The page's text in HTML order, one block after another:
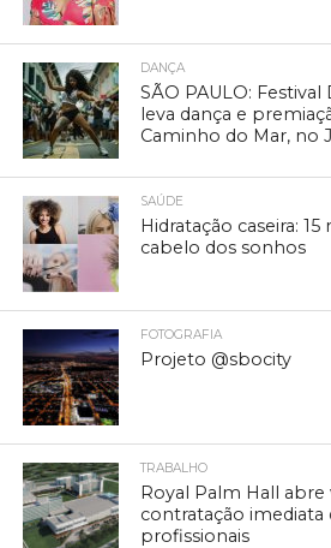
DANÇA
SÃO PAULO: Festival
leva dança e
Caminho do Mar, no
SAÚDE
Hidratação caseira:
cabelo dos sonhos
FOTOGRAFIA
Projeto @sbocity
TRABALHO
Royal Palm Hall abre
contratação
profissionais